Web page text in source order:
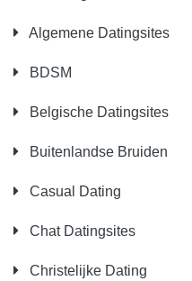
Algemene Datingsites
BDSM
Belgische Datingsites
Buitenlandse Bruiden
Casual Dating
Chat Datingsites
Christelijke Dating